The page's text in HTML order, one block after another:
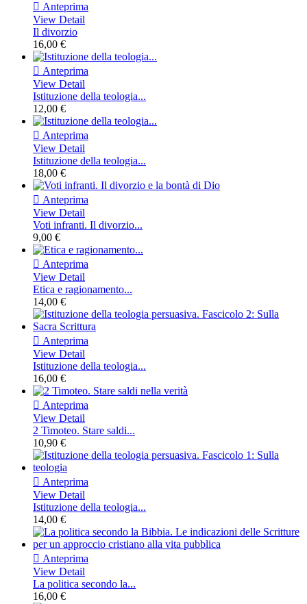
 Anteprima
View Detail
Il divorzio
16,00 €
 Anteprima
View Detail
Istituzione della teologia...
12,00 €
 Anteprima
View Detail
Istituzione della teologia...
18,00 €
 Anteprima
View Detail
Voti infranti. Il divorzio...
9,00 €
 Anteprima
View Detail
Etica e ragionamento...
14,00 €
 Anteprima
View Detail
Istituzione della teologia...
16,00 €
 Anteprima
View Detail
2 Timoteo. Stare saldi...
10,90 €
 Anteprima
View Detail
Istituzione della teologia...
14,00 €
 Anteprima
View Detail
La politica secondo la...
16,00 €